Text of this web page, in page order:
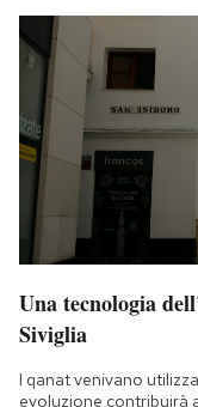
Una tecnologia
Siviglia
I qanat venivano
evoluzione contribuirà